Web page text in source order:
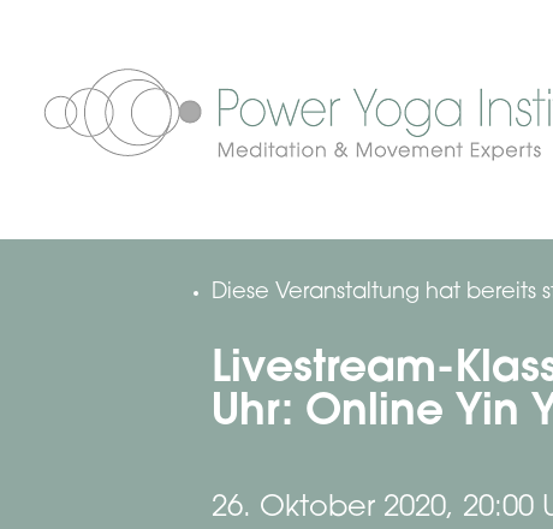
Diese Veranstaltung hat bereits
Livestream-
Uhr: Online Yin
26. Oktober 2020, 20:00